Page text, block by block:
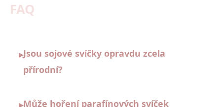
FAQ
▸Jsou sojové svíčky opravdu zcela
přírodní?
Může hoření parafínových svíček